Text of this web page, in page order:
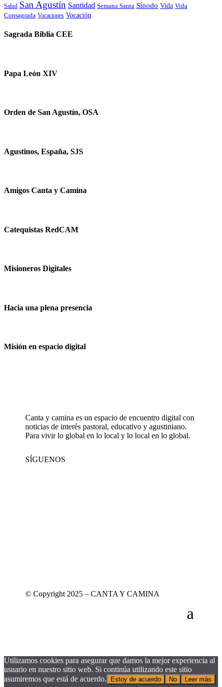
Salud San Agustín Santidad Semana Santa Sínodo Vida Vida
Consagrada Vocaciones Vocación
Sagrada Biblia CEE
Papa León XIV
Orden de San Agustín, OSA
Agustinos, España, SJS
Amigos Canta y Camina
Catequistas RedCAM
Misioneros Digitales
Hacia una plena presencia
Misión en espacio digital
Canta y camina es un espacio de encuentro digital con
noticias de interés pastoral, educativo y agustiniano.
Para vivir lo global en lo local y lo local en lo global.
SÍGUENOS
© Copyright 2025 – CANTA Y CAMINA
Utilizamos cookies para asegurar que damos la mejor experiencia al
usuario en nuestro sitio web. Si continúa utilizando este sitio
asumiremos que está de acuerdo.
Estoy de acuerdo No Leer más